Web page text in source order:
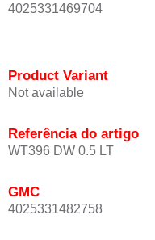
4025331469704
Product Variant
Not available
Referência do artigo
WT396 DW 0.5 LT
GMC
4025331482758